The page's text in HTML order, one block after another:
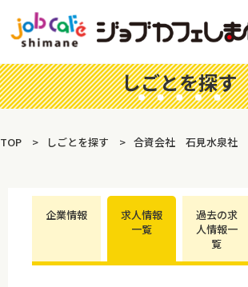
しごとを探す
TOP しごとを探す 合資会社 石見水泉社
企業情報
求人情報
一覧
過去の求
人情報一
覧